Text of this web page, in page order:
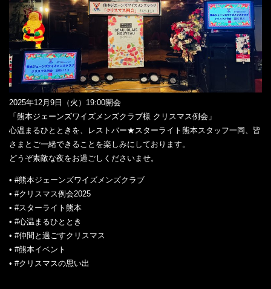
2025年12月9日（火）19:00開会
「熊本ジェーンズワイズメンズクラブ様 クリスマス例会」
心温まるひとときを、レストバー★スターライト熊本スタッフ一同、皆
さまとご一緒できることを楽しみにしております。
どうぞ素敵な夜をお過ごしくださいませ。
• #熊本ジェーンズワイズメンズクラブ
• #クリスマス例会2025
• #スターライト熊本
• #心温まるひととき
• #仲間と過ごすクリスマス
• #熊本イベント
• #クリスマスの思い出